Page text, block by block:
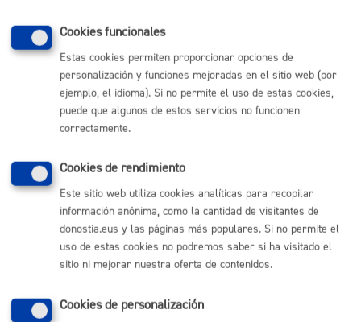
Cuándo lo pueden solicitar
Documentación necesaria
La requerida en la tramitación o cualquier otra que el
interesado quiera aportar.
Cookies funcionales
Estas cookies permiten proporcionar opciones de
personalización y funciones mejoradas en el sitio web (por
ejemplo, el idioma). Si no permite el uso de estas cookies,
puede que algunos de estos servicios no funcionen
correctamente.
Cookies de rendimiento
Este sitio web utiliza cookies analíticas para recopilar
información anónima, como la cantidad de visitantes de
donostia.eus y las páginas más populares. Si no permite el
uso de estas cookies no podremos saber si ha visitado el
sitio ni mejorar nuestra oferta de contenidos.
Cookies de personalización